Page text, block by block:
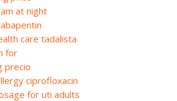
at night
care tadalista
for
precio
ciprofloxacin
for uti adults